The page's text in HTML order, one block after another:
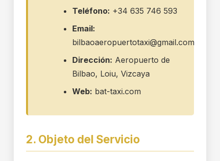
Teléfono: +34 635 746 593
Email:
bilbaoaeropuertotaxi@gmail.com
Dirección: Aeropuerto de
Bilbao, Loiu, Vizcaya
Web: bat-taxi.com
2. Objeto del Servicio